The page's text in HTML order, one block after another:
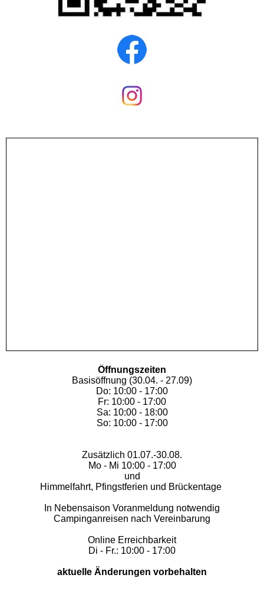
Öffnungszeiten
Basisöffnung (30.04. - 27.09)
Do: 10:00 - 17:00
Fr: 10:00 - 17:00
Sa: 10:00 - 18:00
So: 10:00 - 17:00
Zusätzlich 01.07.-30.08.
Mo - Mi 10:00 - 17:00
und
Himmelfahrt, Pfingstferien und Brückentage
In Nebensaison Voranmeldung notwendig
Campinganreisen nach Vereinbarung
Online Erreichbarkeit
Di - Fr.: 10:00 - 17:00
aktuelle Änderungen vorbehalten